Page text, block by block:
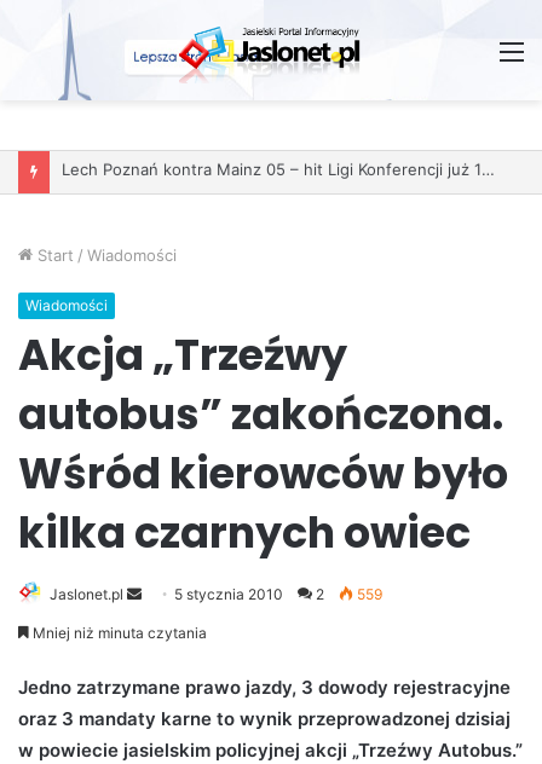
Start / Wiadomości
Wiadomości
Akcja „Trzeźwy
autobus” zakończona.
Wśród kierowców było
kilka czarnych owiec
Jaslonet.pl
d
a
5 stycznia 2010 2 559
Mniej niż minuta czytania
Jedno zatrzymane prawo jazdy, 3 dowody rejestracyjne
oraz 3 mandaty karne to wynik przeprowadzonej dzisiaj
w powiecie jasielskim policyjnej akcji „Trzeźwy Autobus.”